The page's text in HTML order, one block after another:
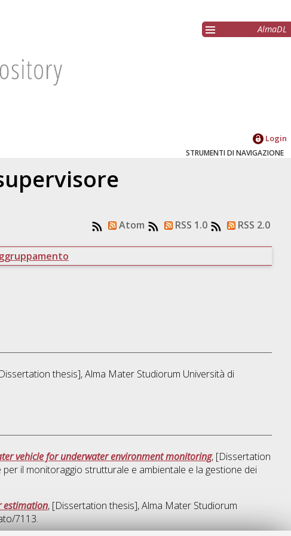
AlmaDL
Login
STRUMENTI DI NAVIGAZIONE
Atom RSS 1.0 RSS 2.0
thesis], Alma Mater Studiorum Università di
vehicle for underwater environment monitoring, [Dissertation
il monitoraggio strutturale e ambientale e la gestione dei
estimation, [Dissertation thesis], Alma Mater Studiorum
7113.